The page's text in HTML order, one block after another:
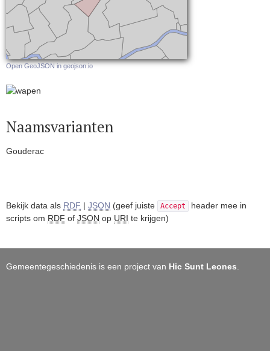
Open GeoJSON in geojson.io
Naamsvarianten
Gouderac
Bekijk data als RDF | JSON (geef juiste Accept
header mee in
scripts om RDF of JSON op URI te krijgen)
Gemeentegeschiedenis is een project van Hic Sunt Leones.